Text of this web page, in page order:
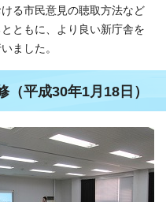
る市民意見の聴取方法など
ともに、より良い新庁舎を
ました。
平成30年1月18日）